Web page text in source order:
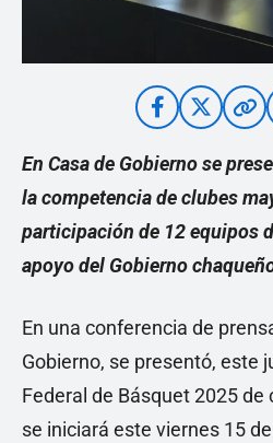
En Casa de Gobierno se
la competencia de clubes
participación de 12 equipos
apoyo del Gobierno
En una conferencia de
Gobierno, se presentó, este
Federal de Básquet 2025
se iniciará este viernes 15